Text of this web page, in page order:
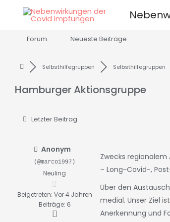
Forum Neueste Beiträge
Selbsthilfegruppen Selbsthilfegruppen
Hamburger Aktionsgruppe
Letzter Beitrag
Anonym
(@marco1997)
Neuling
Beigetreten: Vor 4 Jahren
Beiträge: 6
Zwecks
– Long-Covid-,
Über den
medial. Unser Ziel
Anerkennung und